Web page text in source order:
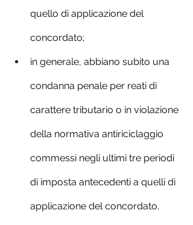
quello di applicazione del
concordato;
in generale, abbiano subito una
condanna penale per reati di
carattere tributario o in violazione
della normativa antiriciclaggio
commessi negli ultimi tre periodi
di imposta antecedenti a quelli di
applicazione del concordato.